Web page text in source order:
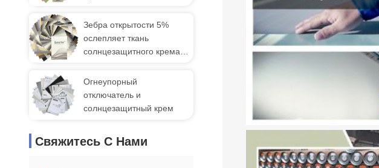
Зебра открытости 5%
ослепляет ткань
солнцезащитного крема
50mmx75mm
Огнеупорный
отключатель и
солнцезащитный крем
Свяжитесь С Нами